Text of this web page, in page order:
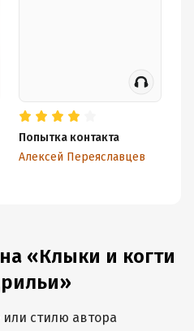
Попытка контакта
Алексей Переяславцев
«Клыки и когти
стилю автора